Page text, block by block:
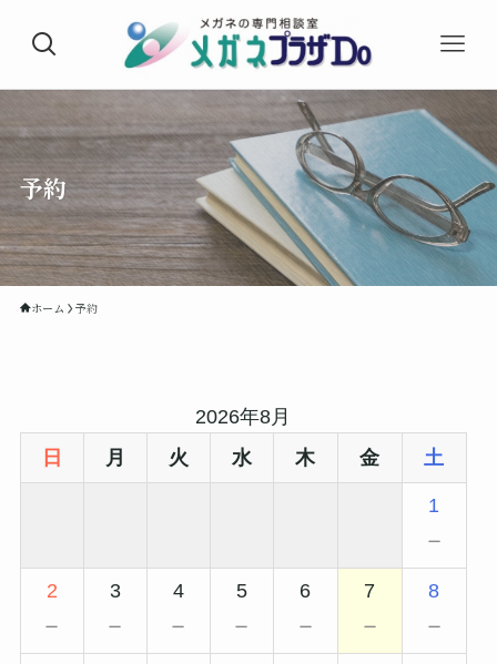
予約
ホーム 予約
2026年8月
日
月 火 水 木 金 土
1
－
2
－
3
－
4
－
5
－
6
－
7
－
8
－